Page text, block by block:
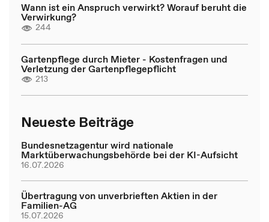
Wann ist ein Anspruch verwirkt? Worauf beruht die
Verwirkung?
244
Gartenpflege durch Mieter - Kostenfragen und
Verletzung der Gartenpflegepflicht
213
Neueste Beiträge
Bundesnetzagentur wird nationale
Marktüberwachungsbehörde bei der KI-Aufsicht
16.07.2026
Übertragung von unverbrieften Aktien in der
Familien-AG
15.07.2026